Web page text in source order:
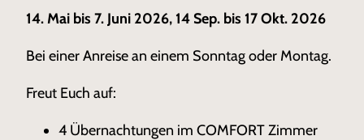
14. Mai bis 7. Juni 2026, 14 Sep. bis 17 Okt. 2026
Bei einer Anreise an einem Sonntag oder Montag.
Freut Euch auf:
4 Übernachtungen im COMFORT Zimmer